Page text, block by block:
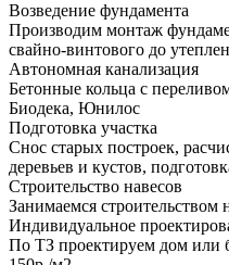
Возведение фундамента
Производим монтаж
свайно-винтового до
Автономная канализация
Бетонные кольца с
Биодека, Юнилос
Подготовка участка
Снос старых построек,
деревьев и кустов,
Строительство навесов
Занимаемся строительством
Индивидуальное
По ТЗ проектируем дом